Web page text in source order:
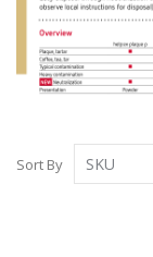
Sort By